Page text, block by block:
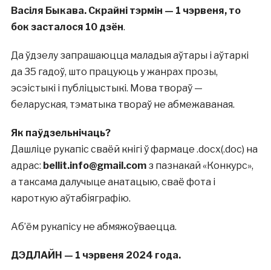
Васіля Быкава. Скрайні тэрмін — 1 чэрвеня, то
бок засталося 10 дзён.
Да ўдзелу запрашаюцца маладыя аўтары і аўтаркі
да 35 гадоў, што працуюць у жанрах прозы,
эсэістыкі і публіцыстыкі. Мова твораў —
беларуская, тэматыка твораў не абмежаваная.
Як паўдзельнічаць?
Дашліце рукапіс сваёй кнігі ў фармаце .docx(.doc) на
адрас: bellit.info@gmail.com з пазнакай «Конкурс»,
а таксама далучыце анатацыю, сваё фота і
кароткую аўтабіяграфію.
Аб’ём рукапісу не абмяжоўваецца.
ДЭДЛАЙН — 1 чэрвеня 2024 года.